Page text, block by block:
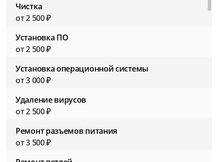
Чистка
от 2 500 ₽
Установка ПО
от 2 500 ₽
Установка операционной системы
от 3 000 ₽
Удаление вирусов
от 2 500 ₽
Ремонт разъемов питания
от 3 500 ₽